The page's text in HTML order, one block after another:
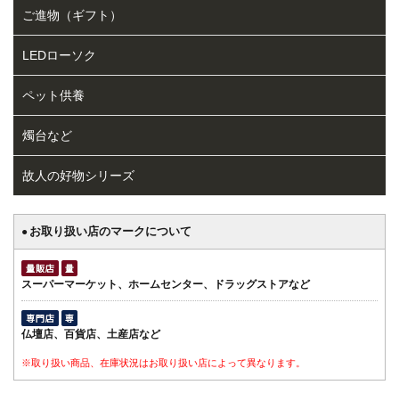
ご進物（ギフト）
LEDローソク
ペット供養
燭台など
故人の好物シリーズ
● お取り扱い店のマークについて
スーパーマーケット、ホームセンター、ドラッグストアなど
仏壇店、百貨店、土産店など
※取り扱い商品、在庫状況はお取り扱い店によって異なります。